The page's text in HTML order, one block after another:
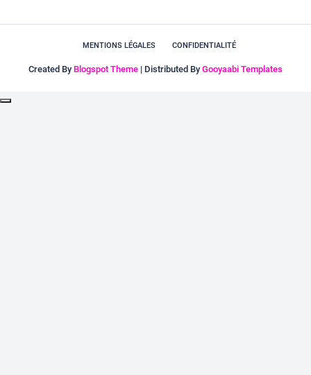
MENTIONS LÉGALES CONFIDENTIALITÉ
Created By Blogspot Theme | Distributed By Gooyaabi Templates